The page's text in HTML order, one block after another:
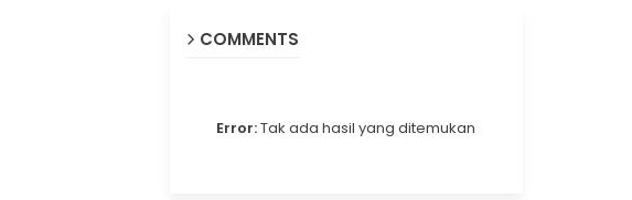
COMMENTS
Error:Tak ada hasil yang ditemukan